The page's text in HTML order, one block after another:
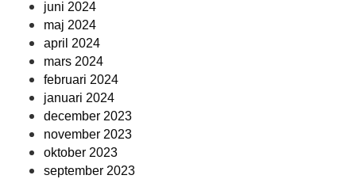
juni 2024
maj 2024
april 2024
mars 2024
februari 2024
januari 2024
december 2023
november 2023
oktober 2023
september 2023